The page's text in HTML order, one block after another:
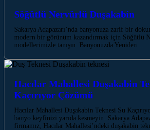
Söğütlü Nervürlü Duşakabin
Sakarya Adapazarı’nda banyonuza zarif bir
modern bir görünüm kazandırmak için Söğütlü
modellerimizle tanışın. Banyonuzda Yeniden…
Hacılar Mahallesi Duşakabin
Kaçırıyor Çözümü
Hacılar Mahallesi Duşakabin Teknesi Su
banyo keyfinizi yarıda kesmeyin. Sakarya
firmamız, Hacılar Mahallesi’ndeki duşakabin